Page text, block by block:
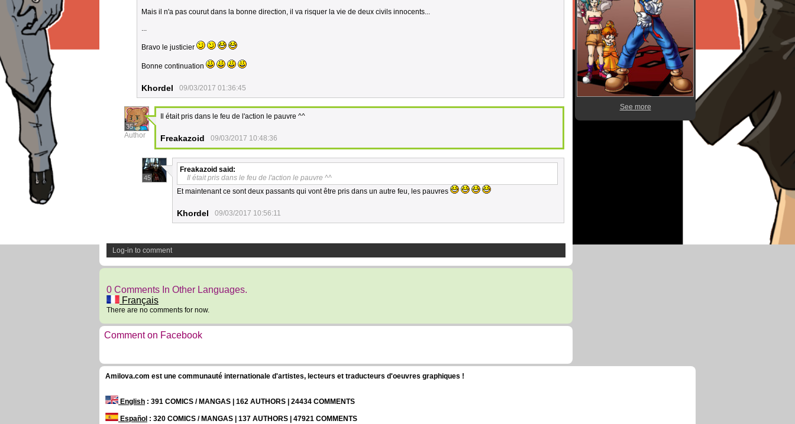
Mais il n'a pas courut dans la bonne direction, il va risquer la vie de deux civils innocents...
...
Bravo le justicier
Bonne continuation
Khordel 09/03/2017 01:36:45
35
Author
Il était pris dans le feu de l'action le pauvre ^^
Freakazoid 09/03/2017 10:48:36
45
Freakazoid said:
Il était pris dans le feu de l'action le pauvre ^^
Et maintenant ce sont deux passants qui vont être pris dans un autre feu, les pauvres
Khordel 09/03/2017 10:56:11
Log-in to comment
0 Comments In Other Languages.
Français
There are no comments for now.
Comment on Facebook
See more
Amilova.com est une communauté internationale d'artistes, lecteurs et traducteurs d'oeuvres graphiques !
English : 391 COMICS / MANGAS | 162 AUTHORS | 24434 COMMENTS
Español : 320 COMICS / MANGAS | 137 AUTHORS | 47921 COMMENTS